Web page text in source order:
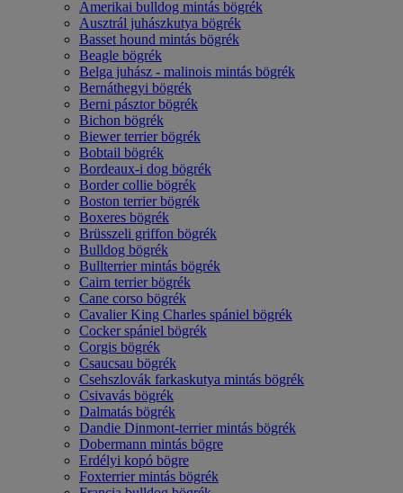
Amerikai bulldog mintás bögrék
Ausztrál juhászkutya bögrék
Basset hound mintás bögrék
Beagle bögrék
Belga juhász - malinois mintás bögrék
Bernáthegyi bögrék
Berni pásztor bögrék
Bichon bögrék
Biewer terrier bögrék
Bobtail bögrék
Bordeaux-i dog bögrék
Border collie bögrék
Boston terrier bögrék
Boxeres bögrék
Brüsszeli griffon bögrék
Bulldog bögrék
Bullterrier mintás bögrék
Cairn terrier bögrék
Cane corso bögrék
Cavalier King Charles spániel bögrék
Cocker spániel bögrék
Corgis bögrék
Csaucsau bögrék
Csehszlovák farkaskutya mintás bögrék
Csivavás bögrék
Dalmatás bögrék
Dandie Dinmont-terrier mintás bögrék
Dobermann mintás bögre
Erdélyi kopó bögre
Foxterrier mintás bögrék